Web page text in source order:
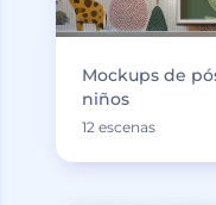
Mockups de
niños
12 escenas